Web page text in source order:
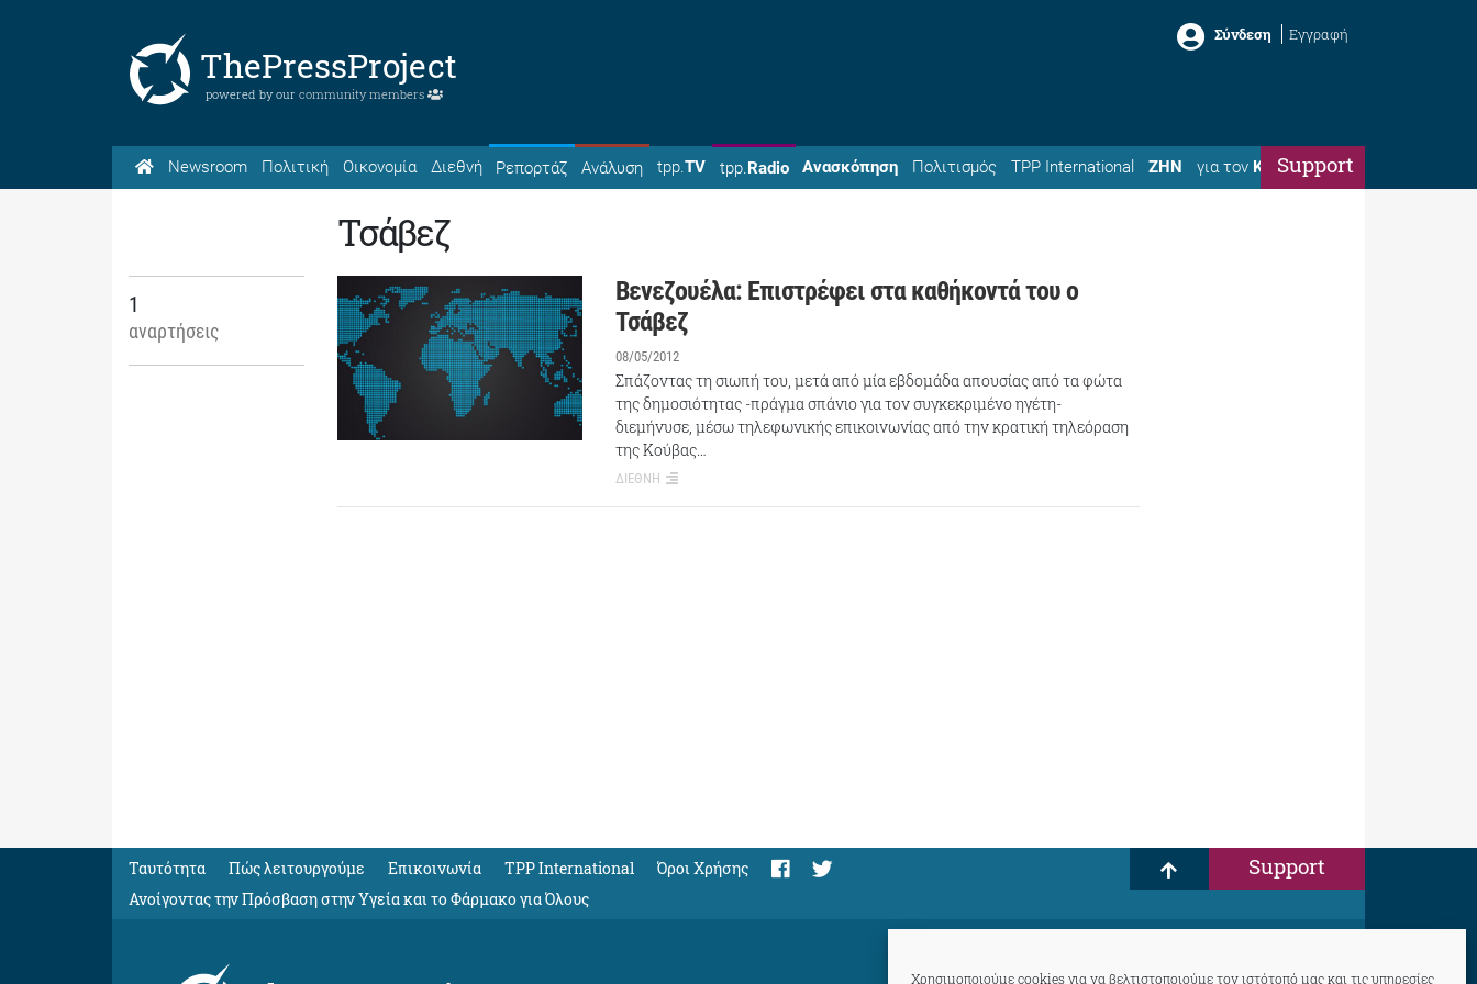
Χρησιμοποιούμε cookies για να βελτιστοποιούμε τον ιστότοπό μας και τις υπηρεσίες
ThePressProject
powered by our community members
Σύνδεση Εγγραφή
Newsroom Πολιτική Οικονομία Διεθνή Ρεπορτάζ Ανάλυση tpp.TV tpp.Radio Ανασκόπηση Πολιτισμός TPP International ΖΗΝ για τον ΚώσταSupport
Τσάβεζ
1
αναρτήσεις
Βενεζουέλα: Επιστρέφει στα καθήκοντά του ο
Τσάβεζ
08/05/2012
Σπάζοντας τη σιωπή του, μετά από μία εβδομάδα απουσίας από τα φώτα
της δημοσιότητας -πράγμα σπάνιο για τον συγκεκριμένο ηγέτη-
διεμήνυσε, μέσω τηλεφωνικής επικοινωνίας από την κρατική τηλεόραση
της Κούβας…
ΔΙΕΘΝΗ
Ταυτότητα Πώς λειτουργούμε Eπικοινωνία TPP International
Όροι Χρήσης
Ανοίγοντας την Πρόσβαση στην Υγεία και το Φάρμακο για Όλους
Support